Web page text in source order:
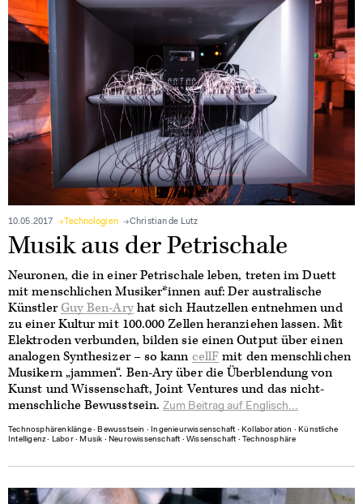
10.05.2017 Technologien Christian de Lutz
Musik aus der Petrischale
Neuronen, die in einer Petrischale leben, treten im Duett
mit menschlichen Musiker*innen auf: Der australische
Künstler Guy Ben-Aryhat sich Hautzellen entnehmen und
zu einer Kultur mit 100.000 Zellen heranziehen lassen. Mit
Elektroden verbunden, bilden sie einen Output über einen
analogen Synthesizer – so kann cellFmit den menschlichen
Musikern „jammen“. Ben-Ary über die Überblendung von
Kunst und Wissenschaft, Joint Ventures und das nicht-
menschliche Bewusstsein.Zum Beitrag auf Englisch...
Technosphärenklänge∙Bewusstsein ∙Ingenieurwissenschaft ∙Kollaboration ∙Künstliche
Intelligenz∙ Labor∙Musik ∙Neurowissenschaft ∙Wissenschaft ∙ Technosphäre